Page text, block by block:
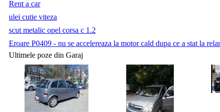
Rent a car
ulei cutie viteza
scut metalic opel corsa c 1.2
Eroare P0409 - nu se accelereaza la motor cald dupa ce a stat la
Ultimele poze din Garaj